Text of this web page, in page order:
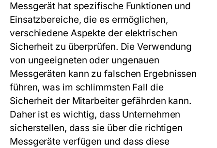
Messgerät hat spezifische Funktionen und
Einsatzbereiche, die es ermöglichen,
verschiedene Aspekte der elektrischen
Sicherheit zu überprüfen. Die Verwendung
von ungeeigneten oder ungenauen
Messgeräten kann zu falschen Ergebnissen
führen, was im schlimmsten Fall die
Sicherheit der Mitarbeiter gefährden kann.
Daher ist es wichtig, dass Unternehmen
sicherstellen, dass sie über die richtigen
Messgeräte verfügen und dass diese